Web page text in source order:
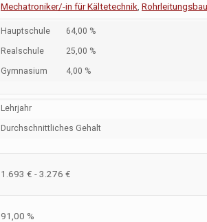
Mechatroniker/-in für Kältetechnik
Hauptschule 64,00 %
Realschule 25,00 %
Gymnasium 4,00 %
Lehrjahr
Durchschnittliches Gehalt
1.693 € - 3.276 €
91,00 %